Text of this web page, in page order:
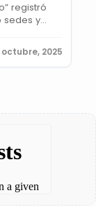
registró
y...
octubre, 2025